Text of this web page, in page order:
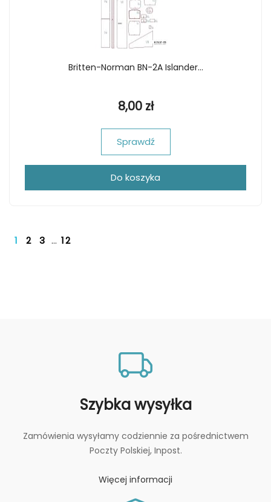
Britten-Norman BN-2A Islander...
8,00 zł
Sprawdź
Do koszyka
1 2 3 … 12
Szybka wysyłka
Zamówienia wysyłamy codziennie za pośrednictwem
Poczty Polskiej, Inpost.
Więcej informacji